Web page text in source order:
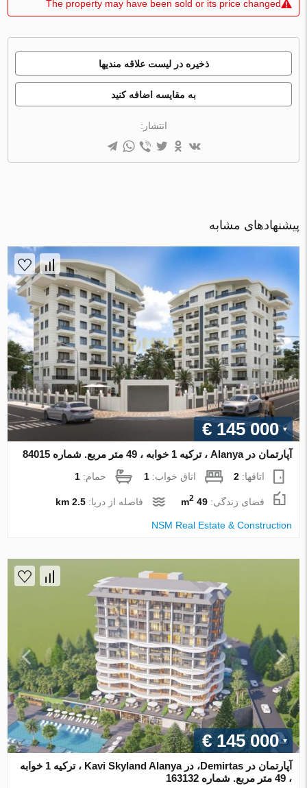
The property may have been sold or its price changed
ذخیره در لیست علاقه مندیها
به مقایسه اضافه کنید
انتشار:
پیشنهادهای مشابه
€ 145 000
آپارتمان در Alanya ، ترکیه 1 خوابه ، 49 متر مربع. شماره 84015
اتاقها:2 اتاق خواب:1 حمام:1
فضای زندگی:49 m
2 فاصله از دریا:2.5 km
NSM Real Estate & Construction
€ 145 000
آپارتمان در Demirtas، در Kavi Skyland Alanya ، ترکیه 1 خوابه
، 49 متر مربع. شماره 163132